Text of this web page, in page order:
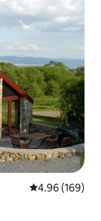
平均评分 4.96
4.96 (169)